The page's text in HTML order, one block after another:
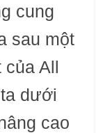
cung
sau một
All
dưới
cao